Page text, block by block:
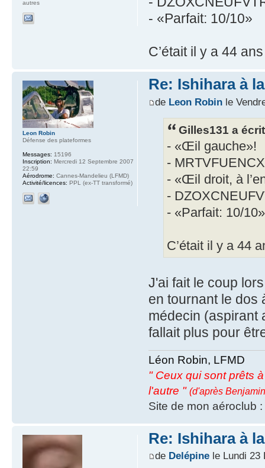
- «Parfait: 10/10»
C’était il y a 44
autres
Re: Ishihara à
de Leon Robinle
Gilles131 a
- «Œil gauche»!
-
- «Œil droit, à
-
- «Parfait: 10/10»
C’était il y a 44
J'ai fait le coup
en tournant le dos
médecin (aspirant
fallait plus pour
Léon Robin, LFMD
" Ceux qui sont prêts
l'autre " (d'après
Site de mon aéroclub :
Leon Robin
Défense des plateformes
Messages: 15196
Inscription: Mercredi 12 Septembre 2007
22:59
Aérodrome: Cannes-Mandelieu (LFMD)
Activité/licences: PPL (ex-TT transformé)
Re: Ishihara à
de Delépinele Lundi 23